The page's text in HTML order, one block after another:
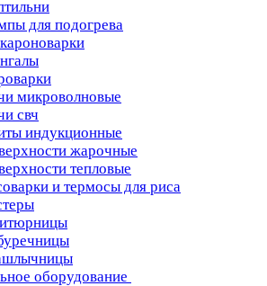
для подогрева
микроволновые
свч
индукционные
жарочные
тепловые
и термосы для риса
оборудование